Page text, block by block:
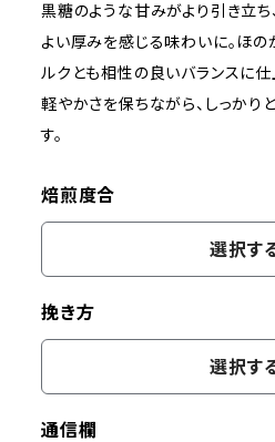
黒糖のような甘みがより引き立
よい厚みを感じる味わいに。ほ
ルクとも相性の良いバランスに仕
軽やかさを保ちながら、しっか
す。
焙煎度合
選択す
挽き方
選択す
通信欄